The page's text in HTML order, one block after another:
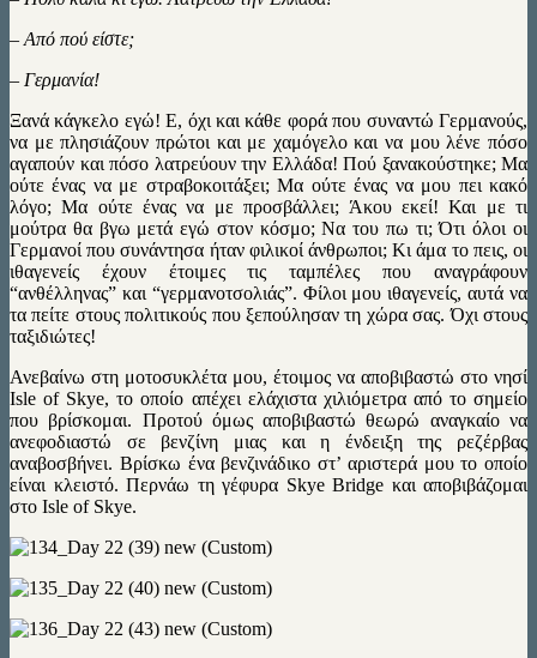
– Από πού είστε;
– Γερμανία!
Ξανά κάγκελο εγώ! Ε, όχι και κάθε φορά που συναντώ Γερμανούς,
να με πλησιάζουν πρώτοι και με χαμόγελο και να μου λένε πόσο
αγαπούν και πόσο λατρεύουν την Ελλάδα! Πού ξανακούστηκε; Μα
ούτε ένας να με στραβοκοιτάξει; Μα ούτε ένας να μου πει κακό
λόγο; Mα ούτε ένας να με προσβάλλει; Άκου εκεί! Και με τι
μούτρα θα βγω μετά εγώ στον κόσμο; Να του πω τι; Ότι όλοι οι
Γερμανοί που συνάντησα ήταν φιλικοί άνθρωποι; Κι άμα το πεις, οι
ιθαγενείς έχουν έτοιμες τις ταμπέλες που αναγράφουν
“ανθέλληνας” και “γερμανοτσολιάς”. Φίλοι μου ιθαγενείς, αυτά να
τα πείτε στους πολιτικούς που ξεπούλησαν τη χώρα σας. Όχι στους
ταξιδιώτες!
Ανεβαίνω στη μοτοσυκλέτα μου, έτοιμος να αποβιβαστώ στο νησί
Isle of Skye, το οποίο απέχει ελάχιστα χιλιόμετρα από το σημείο
που βρίσκομαι. Προτού όμως αποβιβαστώ θεωρώ αναγκαίο να
ανεφοδιαστώ σε βενζίνη μιας και η ένδειξη της ρεζέρβας
αναβοσβήνει. Βρίσκω ένα βενζινάδικο στ’ αριστερά μου το οποίο
είναι κλειστό. Περνάω τη γέφυρα Skye Bridge και αποβιβάζομαι
στο Isle of Skye.